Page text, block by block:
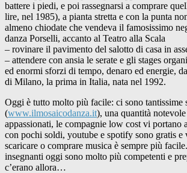
battere i piedi, e poi rassegnarsi a comprare
lire, nel 1985), a pianta stretta e con la punta
almeno chiodate che vendeva il famosissimo
danza Porselli, accanto al Teatro alla Scala
– rovinare il pavimento del salotto di casa in
– attendere con ansia le serate e gli stages
ed enormi sforzi di tempo, denaro ed energie,
di Milano, la prima in Italia, nata nel 1992.
Oggi è tutto molto più facile: ci sono tantissime
(www.ilmosaicodanza.it), una quantità
appassionati, le compagnie low cost vi portano
con pochi soldi, youtube e spotify sono gratis e
scaricare o comprare musica è sempre più
insegnanti oggi sono molto più competenti e
c’erano allora…